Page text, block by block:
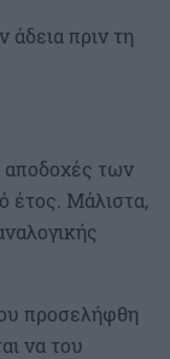
άδεια πριν τη
αποδοχές των
έτος. Μάλιστα,
προσελήφθη
να του